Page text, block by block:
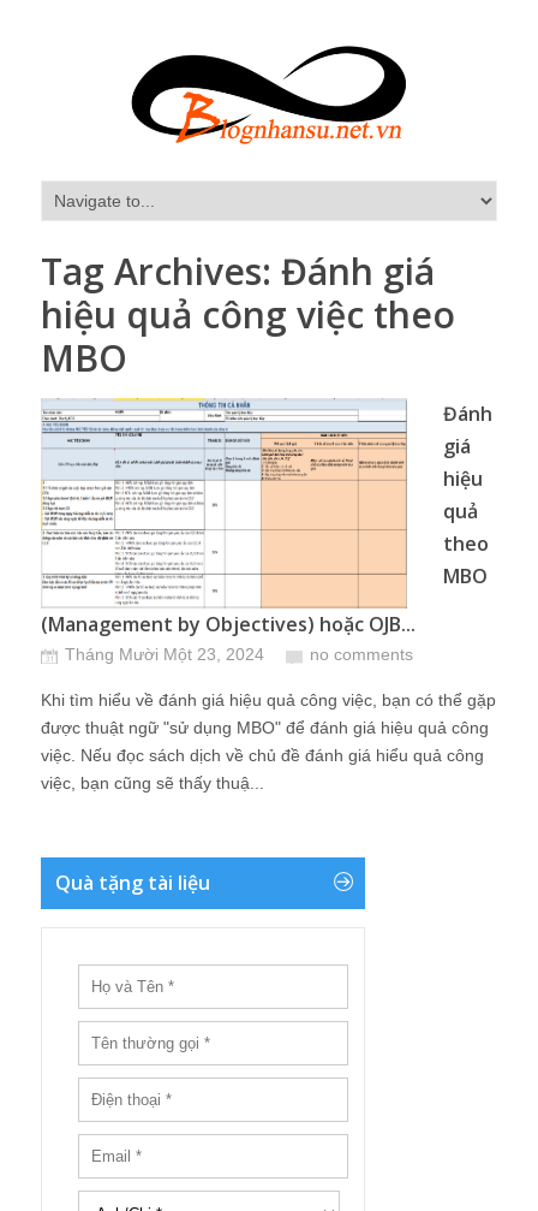
Tag Archives: Đánh giá
hiệu quả công việc theo
MBO
Đánh
giá
hiệu
quả
theo
MBO
(Management by Objectives) hoặc OJB...
Tháng Mười Một 23, 2024 no comments
Khi tìm hiểu về đánh giá hiệu quả công việc, bạn có thể gặp
được thuật ngữ "sử dụng MBO" để đánh giá hiệu quả công
việc. Nếu đọc sách dịch về chủ đề đánh giá hiểu quả công
việc, bạn cũng sẽ thấy thuậ...
Quà tặng tài liệu